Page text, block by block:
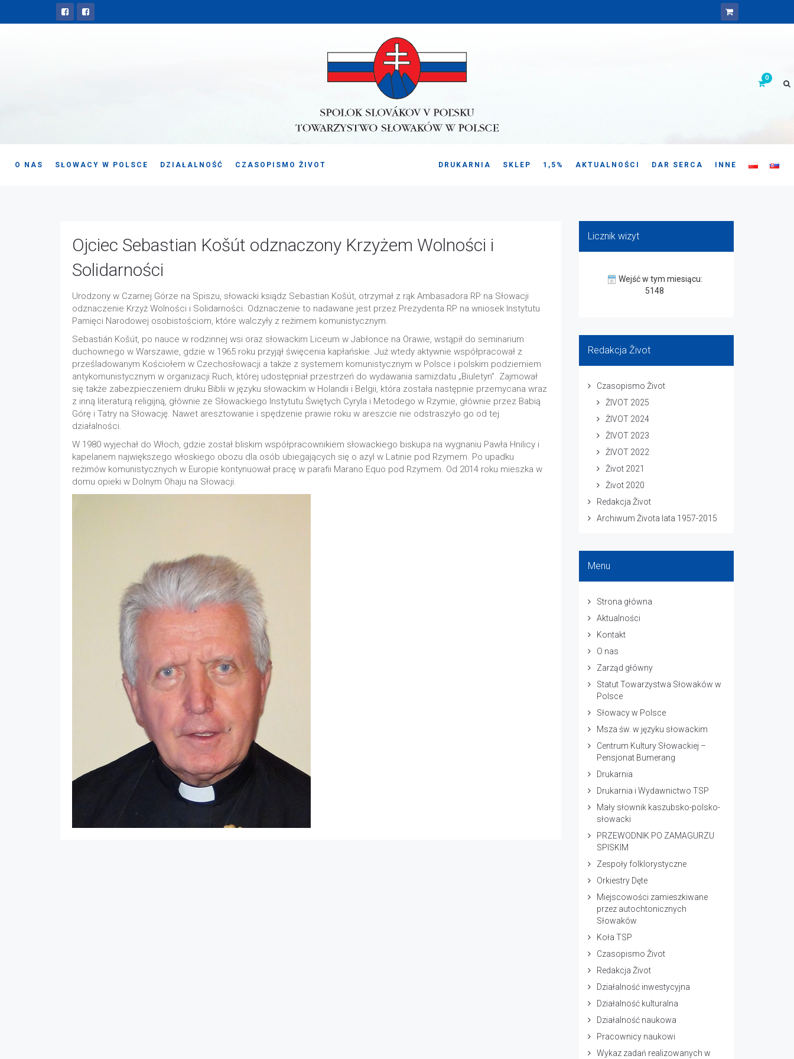
O NAS SŁOWACY W POLSCE DZIAŁALNOŚĆ CZASOPISMO ŽIVOT DRUKARNIA SKLEP 1,5% AKTUALNOŚCI DAR SERCA INNE
Ojciec Sebastian Košút odznaczony Krzyżem Wolności i
Solidarności
Urodzony w Czarnej Górze na Spiszu, słowacki ksiądz Sebastian Košút, otrzymał z rąk Ambasadora RP na Słowacji
odznaczenie Krzyż Wolności i Solidarności. Odznaczenie to nadawane jest przez Prezydenta RP na wniosek Instytutu
Pamięci Narodowej osobistościom, które walczyły z reżimem komunistycznym.
Sebastián Košút, po nauce w rodzinnej wsi oraz słowackim Liceum w Jabłonce na Orawie, wstąpił do seminarium
duchownego w Warszawie, gdzie w 1965 roku przyjął święcenia kapłańskie. Już wtedy aktywnie współpracował z
prześladowanym Kościołem w Czechosłowacji a także z systemem komunistycznym w Polsce i polskim podziemiem
antykomunistycznym w organizacji Ruch, której udostępniał przestrzeń do wydawania samizdatu „Biuletyn”. Zajmował
się także zabezpieczeniem druku Biblii w języku słowackim w Holandii i Belgii, która została następnie przemycana wraz
z inną literaturą religijną, głównie ze Słowackiego Instytutu Świętych Cyryla i Metodego w Rzymie, głównie przez Babią
Górę i Tatry na Słowację. Nawet aresztowanie i spędzenie prawie roku w areszcie nie odstraszyło go od tej
działalności.
W 1980 wyjechał do Włoch, gdzie został bliskim współpracownikiem słowackiego biskupa na wygnaniu Pawła Hnilicy i
kapelanem największego włoskiego obozu dla osób ubiegających się o azyl w Latinie pod Rzymem. Po upadku
reżimów komunistycznych w Europie kontynuował pracę w parafii Marano Equo pod Rzymem. Od 2014 roku mieszka w
domu opieki w Dolnym Ohaju na Słowacji.
Licznik wizyt
Wejść w tym miesiącu:
5148
Redakcja Život
Czasopismo Život
ŽIVOT 2025
ŽIVOT 2024
ŽIVOT 2023
ŽIVOT 2022
Život 2021
Život 2020
Redakcja Život
Archiwum Života lata 1957-2015
Menu
Strona główna
Aktualności
Kontakt
O nas
Zarząd główny
Statut Towarzystwa Słowaków w
Polsce
Słowacy w Polsce
Msza św. w języku słowackim
Centrum Kultury Słowackiej –
Pensjonat Bumerang
Drukarnia
Drukarnia i Wydawnictwo TSP
Mały słownik kaszubsko-polsko-
słowacki
PRZEWODNIK PO ZAMAGURZU
SPISKIM
Zespoły folklorystyczne
Orkiestry Dęte
Miejscowości zamieszkiwane
przez autochtonicznych
Słowaków
Koła TSP
Czasopismo Život
Redakcja Život
Działalność inwestycyjna
Działalność kulturalna
Działalność naukowa
Pracownicy naukowi
Wykaz zadań realizowanych w